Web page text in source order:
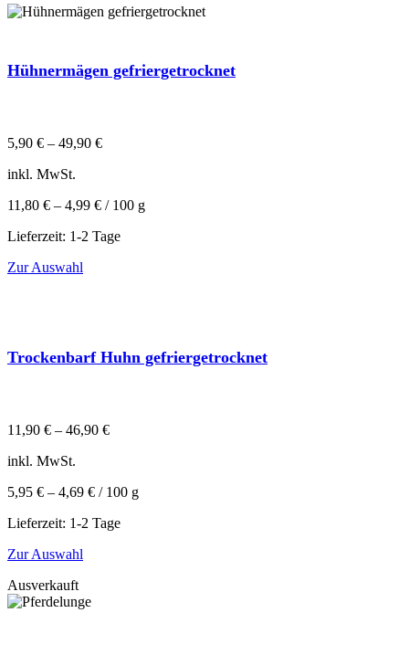
Hühnermägen gefriergetrocknet
5,90 € – 49,90 €
inkl. MwSt.
11,80 € – 4,99 € / 100 g
Lieferzeit: 1-2 Tage
Zur Auswahl
Trockenbarf Huhn gefriergetrocknet
11,90 € – 46,90 €
inkl. MwSt.
5,95 € – 4,69 € / 100 g
Lieferzeit: 1-2 Tage
Zur Auswahl
Ausverkauft